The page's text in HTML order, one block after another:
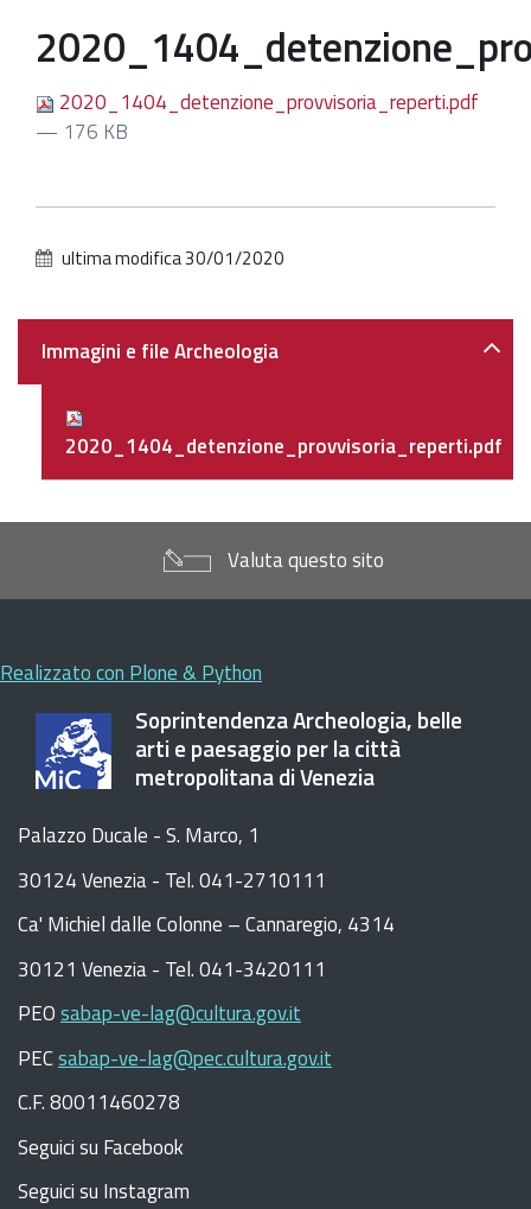
Patrimonio Storico-Artistico
Ufficio Esportazione
Contatti
2020_1404_detenzione_provvisoria_reperti.pdf
— 176 KB
ultima modifica30/01/2020
Navigazione
Immagini e file Archeologia
2020_1404_detenzione_provvisoria_reperti.pdf
Valuta questo sito
Realizzato con Plone & Python
Soprintendenza Archeologia, belle
arti e paesaggio per la città
metropolitana di Venezia
Palazzo Ducale - S. Marco, 1
30124 Venezia - Tel. 041-2710111
Ca' Michiel dalle Colonne – Cannaregio, 4314
30121 Venezia - Tel. 041-3420111
PEOsabap-ve-lag@cultura.gov.it
PECsabap-ve-lag@pec.cultura.gov.it
C.F. 80011460278
Seguici su Facebook
Seguici su Instagram